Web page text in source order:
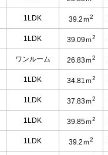
1LDK 39.2ｍ2
1LDK 39.09ｍ2
ワンルーム 26.83ｍ2
1LDK 34.81ｍ2
1LDK 37.83ｍ2
1LDK 39.85ｍ2
1LDK 39.2ｍ2